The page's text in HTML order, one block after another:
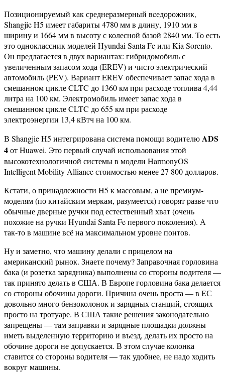
Позиционируемый как среднеразмерный вcедорожник,
Shangjie H5 имеет габариты 4780 мм в длину, 1910 мм в
ширину и 1664 мм в высоту с колесной базой 2840 мм. То есть
это одноклассник моделей Hyundai Santa Fe или Kia Sorento.
Он предлагается в двух вариантах: гибридомобиль с
увеличенным запасом хода (EREV) и чисто электрический
автомобиль (PEV). Вариант EREV обеспечивает запас хода в
смешанном цикле CLTC до 1360 км при расходе топлива 4,44
литра на 100 км. Электромобиль имеет запас хода в
смешанном цикле CLTC до 655 км при расходе
электроэнергии 13,4 кВтч на 100 км.
В Shangjie H5 интегрирована система помощи водителюADS
4от Huawei. Это первый случай использования этой
высокотехнологичной системы в модели HarmonyOS
Intelligent Mobility Alliance стоимостью менее 27 800 долларов.
Кстати, о принадлежности H5 к массовым, а не премиум-
моделям (по китайским меркам, разумеется) говорят разве что
обычные дверные ручки под естественный хват (очень
похожие на ручки Hyundai Santa Fe первого поколения). А
так-то в машине всё на максимальном уровне понтов.
Ну и заметно, что машину делали с прицелом на
американский рынок. Знаете почему? Заправочная горловина
бака (и розетка зарядника) выполнены со стороны водителя —
так принято делать в США. В Европе горловина бака делается
со стороны обочины дороги. Причина очень проста — в ЕС
довольно много бензоколонок и зарядных станций, стоящих
просто на тротуаре. В США такие решения законодательно
запрещены — там заправки и зарядные площадки должны
иметь выделенную территорию и въезд, делать их просто на
обочине дороги не допускается. В этом случае колонка
ставится со стороны водителя — так удобнее, не надо ходить
вокруг машины.